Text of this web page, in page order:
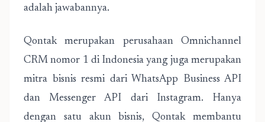
adalah jawabannya.
Qontak merupakan perusahaan Omnichannel
CRM nomor 1 di Indonesia yang juga merupakan
mitra bisnis resmi dari WhatsApp Business API
dan Messenger API dari Instagram. Hanya
dengan satu akun bisnis, Qontak membantu